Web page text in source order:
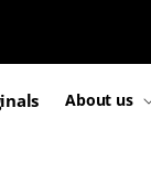
About us